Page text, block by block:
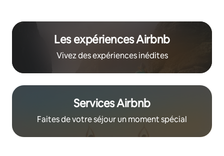
Les expériences Airbnb
Vivez des expériences inédites
Services Airbnb
Faites de votre séjour un moment spécial